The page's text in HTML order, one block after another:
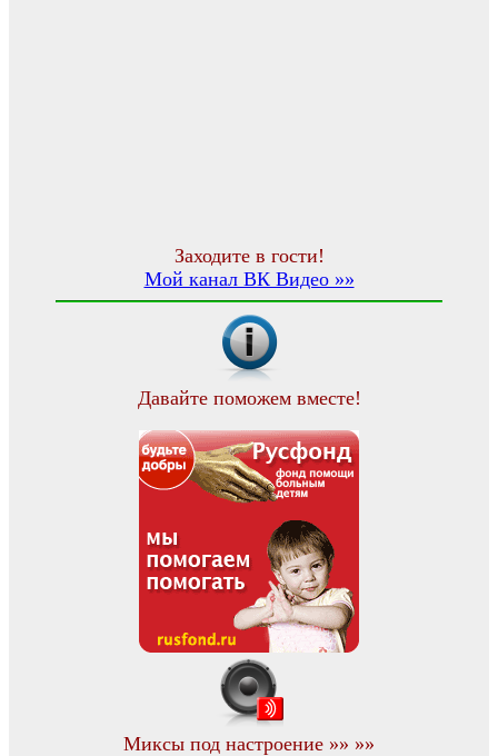
Заходите в гости!
Мой канал ВК Видео »»
Давайте поможем вместе!
Миксы под настроение »» »»